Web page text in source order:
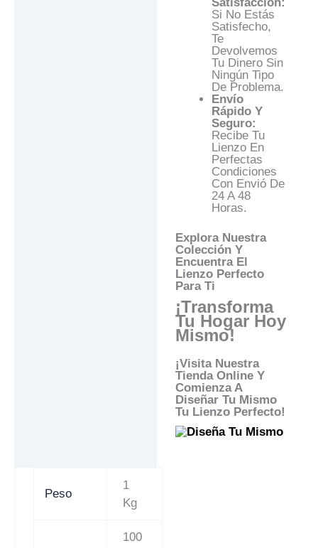
Si No Estás
Satisfecho,
Te
Devolvemos
Tu Dinero Sin
Ningún Tipo
De Problema.
Envío
Rápido Y
Seguro:
Recibe Tu
Lienzo En
Perfectas
Condiciones
Con Envió De
24 A 48
Horas.
Explora Nuestra
Colección Y
Encuentra El
Lienzo Perfecto
Para Ti
¡Transforma
Tu Hogar Hoy
Mismo!
¡Visita Nuestra
Tienda Online Y
Comienza A
Diseñar Tu Mismo
Tu Lienzo Perfecto!
Peso
1
Kg
100